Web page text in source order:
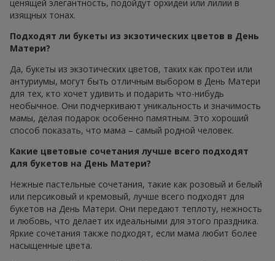
ценящей элегантность, подойдут орхидеи или лилии в
изящных тонах.
Подходят ли букеты из экзотических цветов в День
Матери?
Да, букеты из экзотических цветов, таких как протеи или
антуриумы, могут быть отличным выбором в День Матери
для тех, кто хочет удивить и подарить что-нибудь
необычное. Они подчеркивают уникальность и значимость
мамы, делая подарок особенно памятным. Это хороший
способ показать, что мама – самый родной человек.
Какие цветовые сочетания лучше всего подходят
для букетов на День Матери?
Нежные пастельные сочетания, такие как розовый и белый
или персиковый и кремовый, лучше всего подходят для
букетов на День Матери. Они передают теплоту, нежность
и любовь, что делает их идеальными для этого праздника.
Яркие сочетания также подходят, если мама любит более
насыщенные цвета.